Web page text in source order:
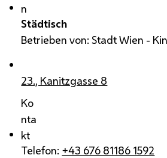
n
Städtisch
Betrieben von: Stadt Wien -
23., Kanitzgasse 8
Ko
nta
kt
Telefon: +43 676 81186 1592